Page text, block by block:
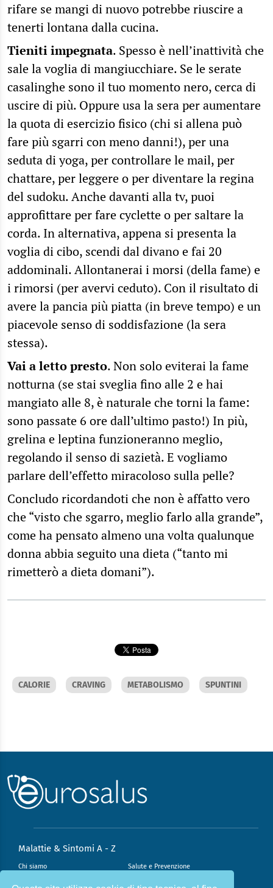
rifare se mangi di nuovo potrebbe riuscire a
tenerti lontana dalla cucina.
Tieniti impegnata. Spesso è nell’inattività che
sale la voglia di mangiucchiare. Se le serate
casalinghe sono il tuo momento nero, cerca di
uscire di più. Oppure usa la sera per aumentare
la quota di esercizio fisico (chi si allena può
fare più sgarri con meno danni!), per una
seduta di yoga, per controllare le mail, per
chattare, per leggere o per diventare la regina
del sudoku. Anche davanti alla tv, puoi
approfittare per fare cyclette o per saltare la
corda. In alternativa, appena si presenta la
voglia di cibo, scendi dal divano e fai 20
addominali. Allontanerai i morsi (della fame) e
i rimorsi (per avervi ceduto). Con il risultato di
avere la pancia più piatta (in breve tempo) e un
piacevole senso di soddisfazione (la sera
stessa).
Vai a letto presto. Non solo eviterai la fame
notturna (se stai sveglia fino alle 2 e hai
mangiato alle 8, è naturale che torni la fame:
sono passate 6 ore dall’ultimo pasto!) In più,
grelina e leptina funzioneranno meglio,
regolando il senso di sazietà. E vogliamo
parlare dell’effetto miracoloso sulla pelle?
Concludo ricordandoti che non è affatto vero
che “visto che sgarro, meglio farlo alla grande”,
come ha pensato almeno una volta qualunque
donna abbia seguito una dieta (“tanto mi
rimetterò a dieta domani”).
CALORIE CRAVING METABOLISMO SPUNTINI
Malattie & Sintomi A - Z
Chi siamo Salute e Prevenzione
Infiammazione e Allergia Direzione scientifica